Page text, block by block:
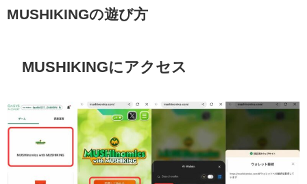
MUSHIKINGの遊び方
MUSHIKINGにアクセス